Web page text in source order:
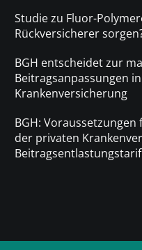
Studie zu Fluor-
Rückversicherer
BGH entscheidet zur
Beitragsanpassungen
Krankenversicherung
BGH:
der privaten
Beitragsentlastungstarif